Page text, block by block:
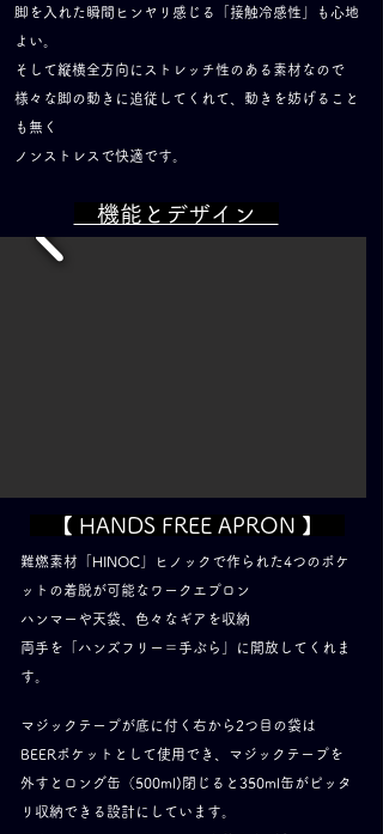
脚を入れた瞬間ヒンヤリ感じる「接触冷感性」も心地
よい。
そして縦横全方向にストレッチ性のある素材なので
様々な脚の動きに追従してくれて、動きを妨げること
も無く
ノンストレスで快適です。
​ 機能とデザイン
【 HANDS FREE APRON 】
難燃素材「HINOC」ヒノックで作られた4つのポケ
ットの着脱が可能なワークエプロン
ハンマーや天袋、色々なギアを収納
​両手を「ハンズフリー＝手ぶら」に開放してくれま
す。
マジックテープが底に付く右から2つ目の袋は
BEERポケットとして使用でき、マジックテープを
外すとロング缶（500ml)閉じると350ml缶がピッタ
リ収納できる設計にしています。